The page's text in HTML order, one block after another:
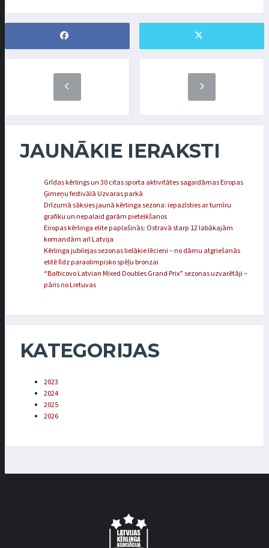
JAUNĀKIE IERAKSTI
Grīdas kērlings un 30 citas sporta aktivitātes sagaidāmas Eiropas
Ģimeņu festivālā Uzvaras parkā
Drīzumā sāksies jaunā kērlinga sezona: iepazīsties ar turnīru
grafiku un nepalaid garām pieteikšanos
Eiropas kērlinga elite paplašinās: Ostravā starp 12 labākajām
komandām arī Latvija
Kērlinga jubilejas sezonas lielākie lēcieni – no dāmu atgriešanās
elitē līdz paraolimpisko spēļu bronzai
“Balticovo Latvian Mixed Doubles Grand Prix” sezonas uzvarētāji –
pāris no Lietuvas
KATEGORIJAS
2023
2024
2025
2026